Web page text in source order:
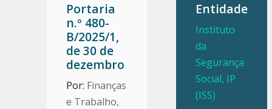
Portaria
n.º 480-
B/2025/1,
de 30 de
dezembro
Por: Finanças
e Trabalho,
Entidade
Instituto
da
Segurança
Social, IP
(ISS)